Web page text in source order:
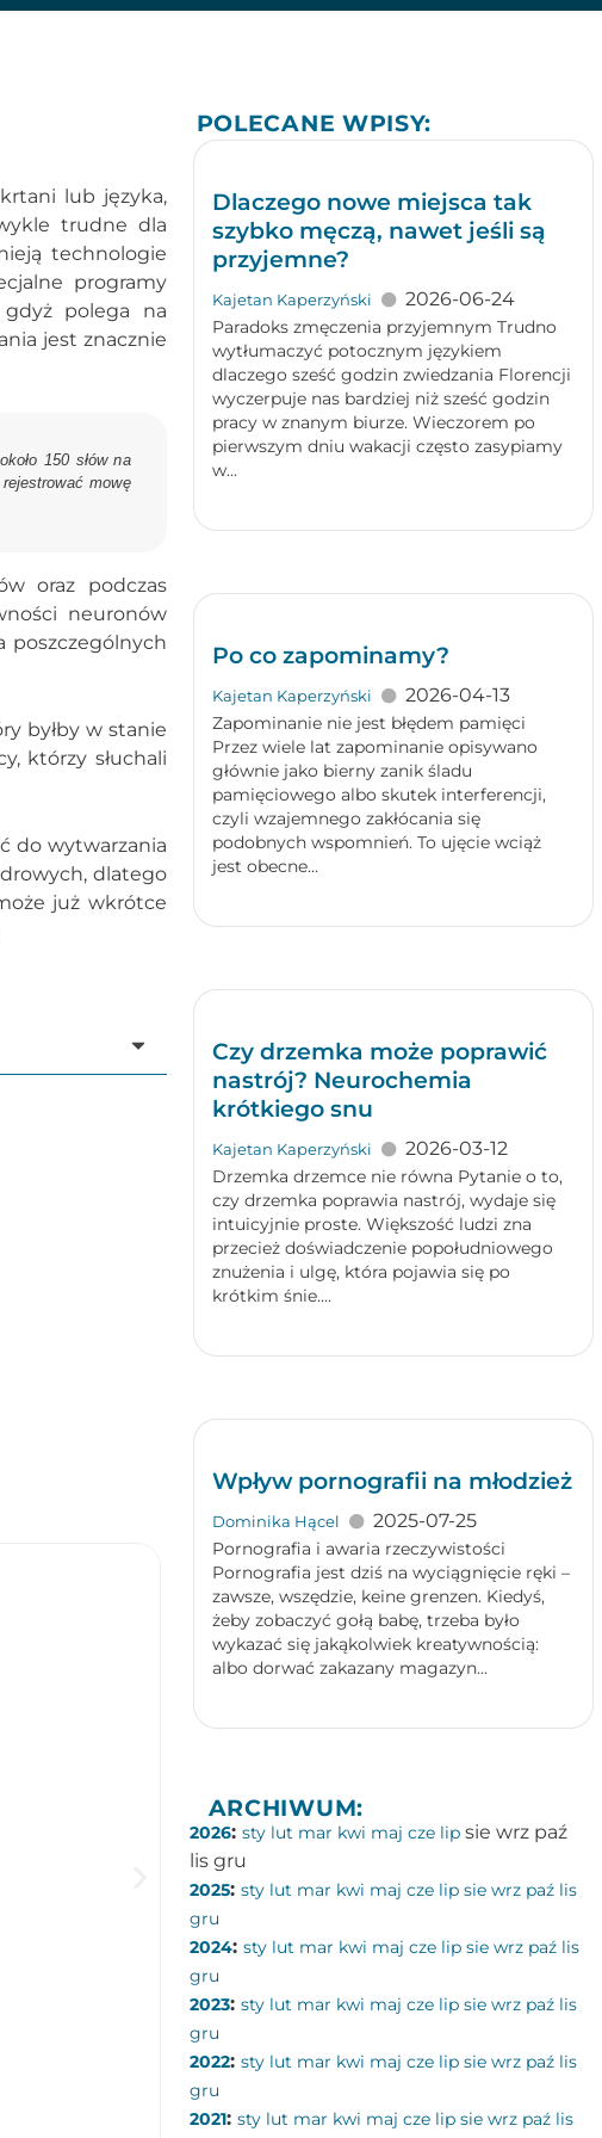
lub języka,
trudne dla
technologie
programy
polega na
jest znacznie
150 słów na
mowę
oraz podczas
neuronów
poszczególnych
byłby w stanie
którzy słuchali
do wytwarzania
dlatego
już wkrótce
Dlaczego nuda jest dobra dla mózgu?
Kategorie:Neurofizjologia ,Zdolności poznawcze
POLECANE WPISY:
Dlaczego nowe miejsca tak
szybko męczą, nawet jeśli są
przyjemne?
Kajetan Kaperzyński 2026-06-24
Paradoks zmęczenia przyjemnym Trudno
wytłumaczyć potocznym językiem
dlaczego sześć godzin zwiedzania Florencji
wyczerpuje nas bardziej niż sześć godzin
pracy w znanym biurze. Wieczorem po
pierwszym dniu wakacji często zasypiamy
w...
Po co zapominamy?
Kajetan Kaperzyński 2026-04-13
Zapominanie nie jest błędem pamięci
Przez wiele lat zapominanie opisywano
głównie jako bierny zanik śladu
pamięciowego albo skutek interferencji,
czyli wzajemnego zakłócania się
podobnych wspomnień. To ujęcie wciąż
jest obecne...
Czy drzemka może poprawić
nastrój? Neurochemia
krótkiego snu
Kajetan Kaperzyński 2026-03-12
Drzemka drzemce nie równa Pytanie o to,
czy drzemka poprawia nastrój, wydaje się
intuicyjnie proste. Większość ludzi zna
przecież doświadczenie popołudniowego
znużenia i ulgę, która pojawia się po
krótkim śnie....
Wpływ pornografii na młodzież
Dominika Hącel 2025-07-25
Pornografia i awaria rzeczywistości
Pornografia jest dziś na wyciągnięcie ręki –
zawsze, wszędzie, keine grenzen. Kiedyś,
żeby zobaczyć gołą babę, trzeba było
wykazać się jakąkolwiek kreatywnością:
albo dorwać zakazany magazyn...
ARCHIWUM:
2026: sty lut mar kwi maj cze lip sie wrz paź
lis gru
2025: sty lut mar kwi maj cze lip sie wrz paź lis
gru
2024: sty lut mar kwi maj cze lip sie wrz paź lis
gru
2023: sty lut mar kwi maj cze lip sie wrz paź lis
gru
2022: sty lut mar kwi maj cze lip sie wrz paź lis
gru
2021: sty lut mar kwi maj cze lip sie wrz paź lis